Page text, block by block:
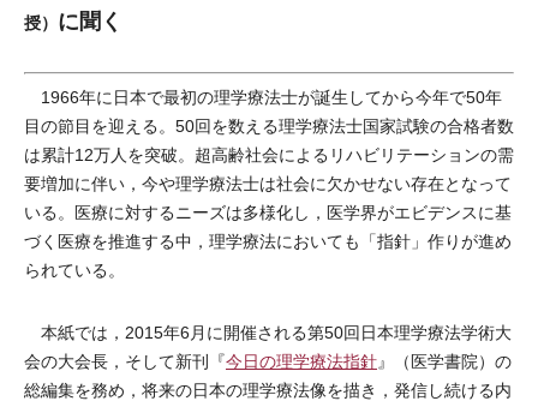
授） に聞く
1966年に日本で最初の理学療法士が誕生してから今年で50年
目の節目を迎える。50回を数える理学療法士国家試験の合格者数
は累計12万人を突破。超高齢社会によるリハビリテーションの需
要増加に伴い，今や理学療法士は社会に欠かせない存在となって
いる。医療に対するニーズは多様化し，医学界がエビデンスに基
づく医療を推進する中，理学療法においても「指針」作りが進め
られている。
本紙では，2015年6月に開催される第50回日本理学療法学術大
会の大会長，そして新刊『今日の理学療法指針』（医学書院）の
総編集を務め，将来の日本の理学療法像を描き，発信し続ける内